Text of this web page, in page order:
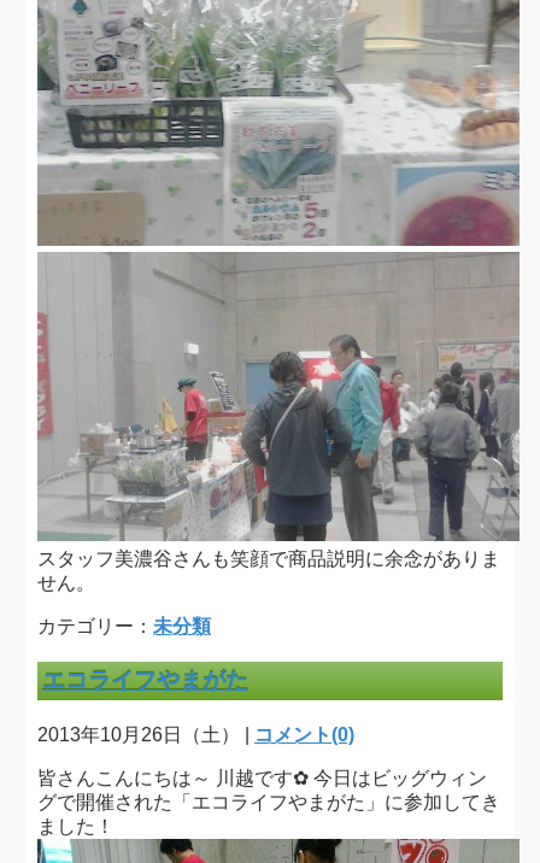
スタッフ美濃谷さんも笑顔で商品説明に余念がありま
せん。
カテゴリー： 未分類
エコライフやまがた
2013年10月26日（土） | コメント(0)
皆さんこんにちは～ 川越です✿ 今日はビッグウィン
グで開催された「エコライフやまがた」に参加してき
ました！